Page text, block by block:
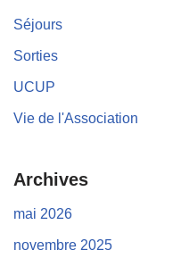
Séjours
Sorties
UCUP
Vie de l'Association
Archives
mai 2026
novembre 2025